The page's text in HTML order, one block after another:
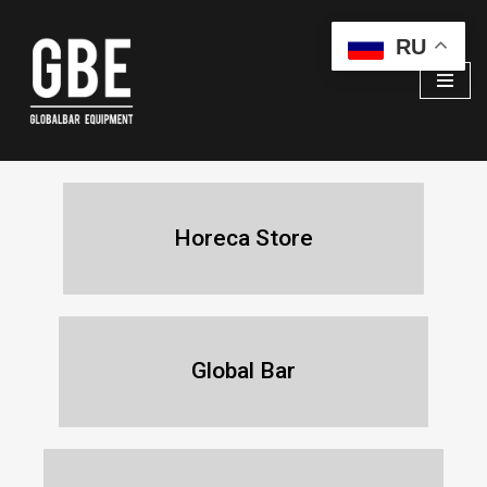
Перейти
содержимому
Horeca Store
Global Bar
RU